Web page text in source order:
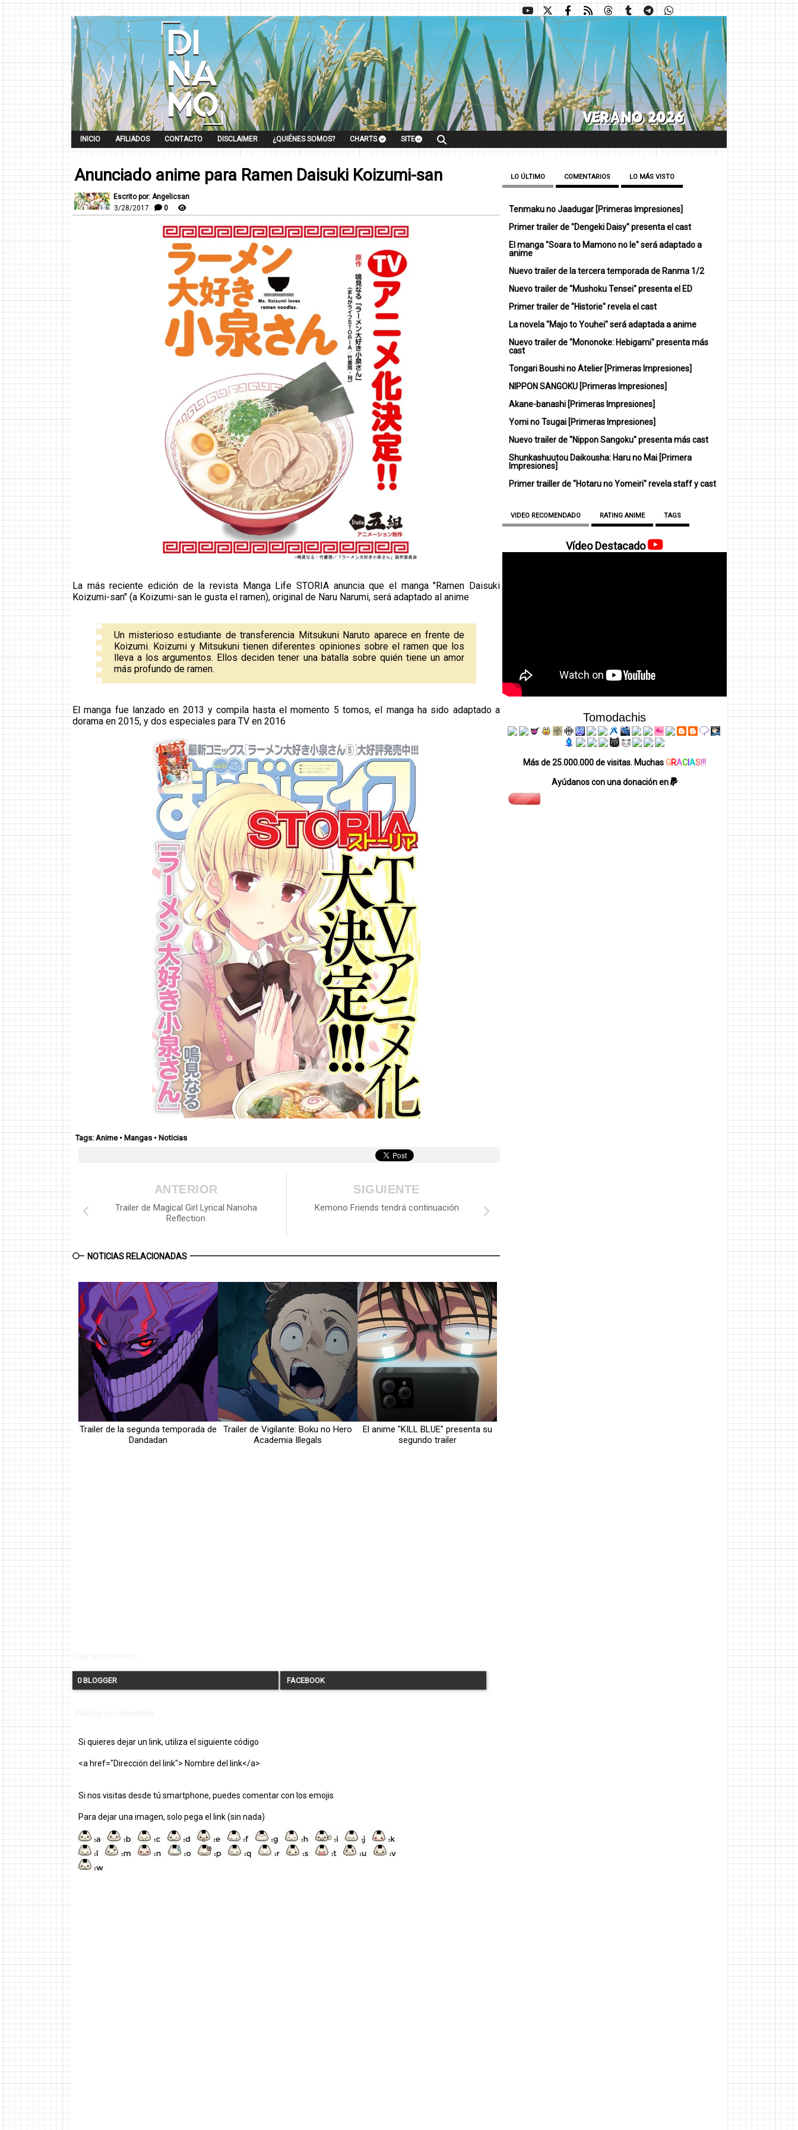
INICIO AFILIADOS CONTACTO DISCLAIMER ¿QUIÉNES SOMOS? CHARTS SITE
Anunciado anime para Ramen Daisuki Koizumi-san
Escrito por: Angelicsan
3/28/2017
0
La más reciente edición de la revista Manga Life STORIA anuncia que el manga "Ramen Daisuki
Koizumi-san" (a Koizumi-san le gusta el ramen), original de Naru Narumi, será adaptado al anime
Un misterioso estudiante de transferencia Mitsukuni Naruto aparece en frente de
Koizumi. Koizumi y Mitsukuni tienen diferentes opiniones sobre el ramen que los
lleva a los argumentos. Ellos deciden tener una batalla sobre quién tiene un amor
más profundo de ramen.
El manga fue lanzado en 2013 y compila hasta el momento 5 tomos, el manga ha sido adaptado a
dorama en 2015, y dos especiales para TV en 2016
Tags: Anime• Mangas • Noticias
SIGUIENTE
Kemono Friends tendrá continuación
ANTERIOR
Trailer de Magical Girl Lyrical Nanoha
Reflection
NOTICIAS RELACIONADAS
Trailer de la segunda temporada de
Dandadan
Trailer de Vigilante: Boku no Hero
Academia Illegals
El anime "KILL BLUE" presenta su
segundo trailer
0 BLOGGER FACEBOOK
Si quieres dejar un link, utiliza el siguiente código
<a href="Dirección del link"> Nombre del link</a>
Si nos visitas desde tú smartphone, puedes comentar con los emojis
Para dejar una imagen, solo pega el link (sin nada)
LO ÚLTIMO COMENTARIOS LO MÁS VISTO
Tenmaku no Jaadugar [Primeras Impresiones]
Primer trailer de "Dengeki Daisy" presenta el cast
El manga "Soara to Mamono no Ie" será adaptado a
anime
Nuevo trailer de la tercera temporada de Ranma 1/2
Nuevo trailer de "Mushoku Tensei" presenta el ED
Primer trailer de "Historie" revela el cast
La novela "Majo to Youhei" será adaptada a anime
Nuevo trailer de "Mononoke: Hebigami" presenta más
cast
Tongari Boushi no Atelier [Primeras Impresiones]
NIPPON SANGOKU [Primeras Impresiones]
Akane-banashi [Primeras Impresiones]
Yomi no Tsugai [Primeras Impresiones]
Nuevo trailer de "Nippon Sangoku" presenta más cast
Shunkashuutou Daikousha: Haru no Mai [Primera
Impresiones]
Primer trailler de "Hotaru no Yomeiri" revela staff y cast
VIDEO RECOMENDADO RATING ANIME TAGS
Vídeo Destacado
Tomodachis
Más de 25.000.000 de visitas. MuchasGRACAS!!!
Ayúdanos con una donación en